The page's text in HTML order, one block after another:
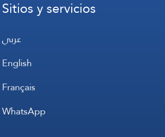
Sitios y servicios
عربي
English
Français
WhatsApp